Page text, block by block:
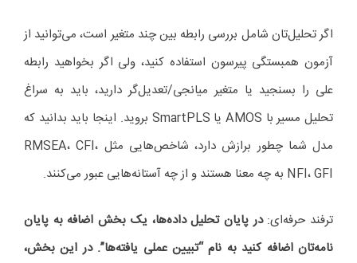
اگر تحلیل‌تان شامل بررسی رابطه بین چند متغیر است، می‌توانید از
آزمون همبستگی پیرسون استفاده کنید، ولی اگر بخواهید رابطه
علی را بسنجید یا متغیر میانجی/تعدیل‌گر دارید، باید به سراغ
تحلیل مسیر با AMOS یا SmartPLS بروید. اینجا باید بدانید که
مدل شما چطور برازش دارد، شاخص‌هایی مثل RMSEA، CFI،
NFI، GFI به چه معنا هستند و از چه آستانه‌هایی عبور می‌کنند.
ترفند حرفه‌ای:در پایان تحلیل داده‌ها، یک بخش اضافه به پایان
نامه‌تان اضافه کنید به نام “تبیین عملی یافته‌ها”. در این بخش،